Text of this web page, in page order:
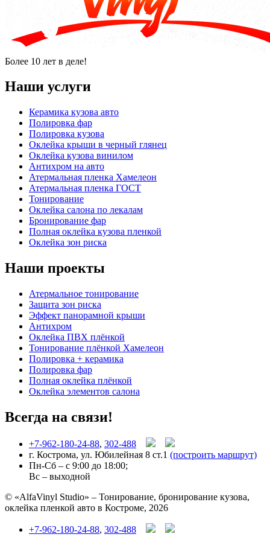
Более 10 лет в деле!
Наши услуги
Керамика кузова авто
Полировка фар
Полировка кузова
Оклейка крыши в черный глянец
Оклейка кузова винилом
Антихром на авто
Атермальная пленка Хамелеон
Атермальная пленка ГОСТ
Тонирование
Оклейка салона по лекалам
Бронирование фар
Полная оклейка кузова пленкой
Оклейка зон риска
Наши проекты
Атермальное тонирование
Защита зон риска
Эффект панорамной крыши
Антихром
Оклейка ПВХ плёнкой
Тонирование плёнкой Хамелеон
Полировка + керамика
Полировка фар
Полная оклейка плёнкой
Оклейка элементов салона
Всегда на связи!
+7-962-180-24-88, 302-488
г. Кострома, ул. Юбилейная 8 ст.1 (построить маршрут)
Пн-Сб – с 9:00 до 18:00;
Вс – выходной
© «AlfaVinyl Studio» – Тонирование, бронирование кузова,
оклейка пленкой авто в Костроме, 2026
+7-962-180-24-88, 302-488